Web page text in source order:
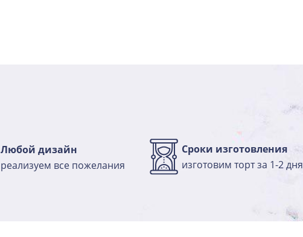
Узнать подробнее о начинке
Любой дизайн
реализуем все пожелания
Сроки изготовления
изготовим торт за 1-2 дня